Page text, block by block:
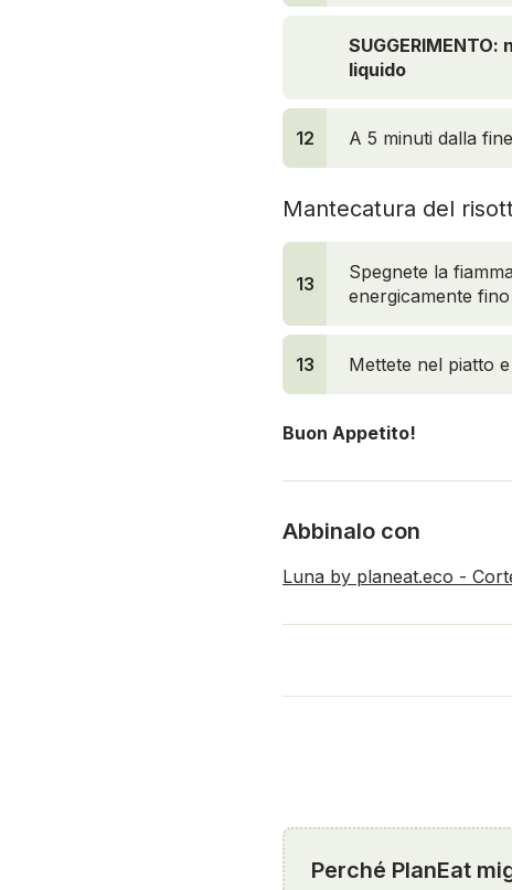
liquido
12 A 5 minuti dalla
Mantecatura del
13
Spegnete la
energicamente
13 Mettete nel piatto
Buon Appetito!
Abbinalo con
Luna by planeat.eco -
Perché PlanEat